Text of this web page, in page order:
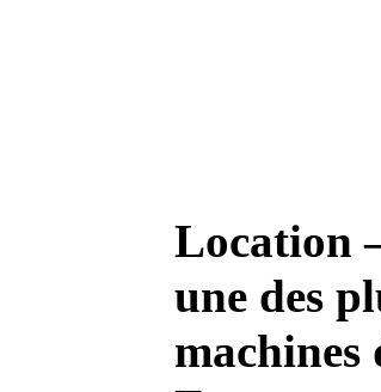
Location
une des
machines